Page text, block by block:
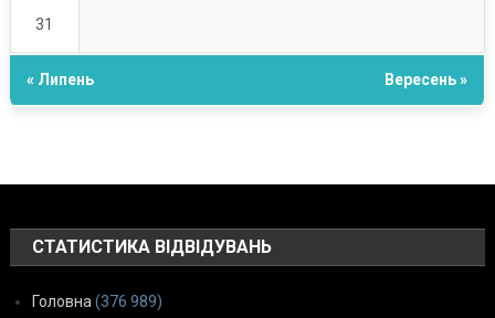
31
« Липень Вересень »
СТАТИСТИКА ВІДВІДУВАНЬ
Головна (376 989)